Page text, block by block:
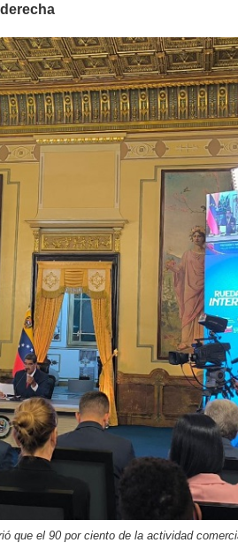
que el 90 por ciento de la actividad